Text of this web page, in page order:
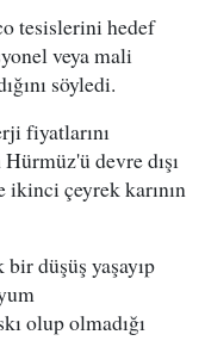
tesislerini hedef
veya mali
söyledi.
fiyatlarını
devre dışı
ikinci çeyrek karının
düşüş yaşayıp
olup olmadığı